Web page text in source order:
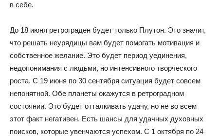
в себе.
До 18 июня ретрограден будет только Плутон. Это значит,
что решать неурядицы вам будет помогать мотивация и
собственное желание. Это будет период уединения,
недопонимания с людьми, но интенсивного творческого
роста. С 19 июня по 30 сентября ситуация будет совсем
непонятной. Обе планеты окажутся в ретроградном
состоянии. Это будет отталкивать удачу, но не во всем
этот факт негативен. Есть шансы для удачных духовных
поисков, которые увенчаются успехом. С 1 октября по 24